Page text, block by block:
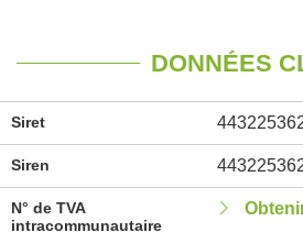
DONNÉES
Siret
Siren
N° de TVA
intracommunautaire